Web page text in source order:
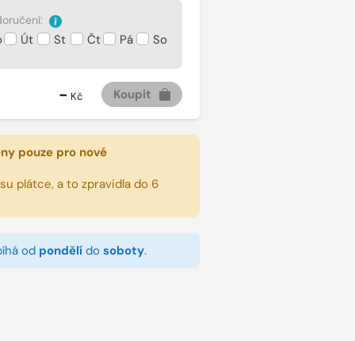
Út St Čt Pá So
- Kč Koupit
pouze pro nové
plátce, a to zpravidla do 6
od pondělído soboty.